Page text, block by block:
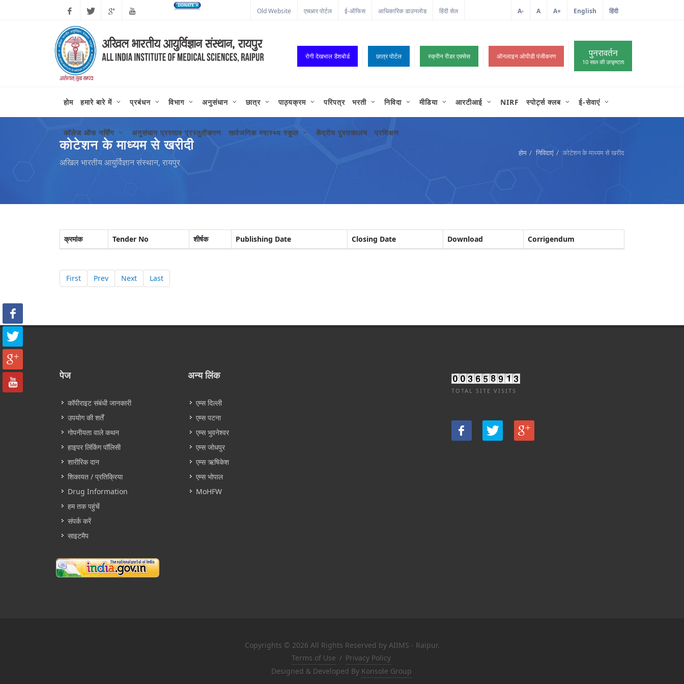
FacebookTwitter
Plus
Old Website एचआर पोर्टल ई-ऑफिस आधिकारिक डाउनलोड हिंदी सेल A- A A+ English हिंदी
रोगी देखभाल डैशबोर्ड छात्र पोर्टल स्क्रीन रीडर एक्सेस ऑनलाइन ओपीडी पंजीकरण पुनरावर्तन
10 साल की उत्कृष्टता
होम हमारे बारे में प्रबंधन विभाग अनुसंधान छात्र पाठ्यक्रम परिपत्र भरती निविदा मीडिया आरटीआई NIRF स्पोर्ट्स क्लब ई-सेवाएं
कॉलेज ऑफ नर्सिंग अनुसंधान प्रस्ताव प्रस्तुतीकरण सार्वजनिक स्वास्थ्य स्कूल केंद्रीय पुस्तकालय प्रशिक्षण
कोटेशन के माध्यम से खरीदी
अखिल भारतीय आयुर्विज्ञान संस्थान, रायपुर
होम निविदाएं कोटेशन के माध्यम से खरीद
क्रमांक Tender No शीर्षक Publishing Date Closing Date Download Corrigendum
First Prev Next Last
पेज
कॉपीराइट संबंधी जानकारी
उपयोग की शर्तें
गोपनीयता वाले कथन
हाइपर लिंकिंग पॉलिसी
शारीरिक दान
शिकायत / प्रतिक्रिया
Drug Information
हम तक पहुंचें
संपर्क करें
साइटमैप
अन्य लिंक
एम्स दिल्ली
एम्स पटना
एम्स भुवनेश्वर
एम्स जोधपुर
एम्स ऋषिकेश
एम्स भोपाल
MoHFW
TOTAL SITE VISITS
Copyrights © 2026 All Rights Reserved by AIIMS - Raipur.
Terms of Use / Privacy Policy
Designed & Developed By Konsole Group